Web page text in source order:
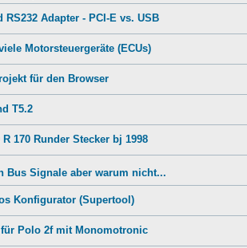
RS232 Adapter - PCI-E vs. USB
Motorsteuergeräte (ECUs)
für den Browser
T5.2
R 170 Runder Stecker bj 1998
Bus Signale aber warum nicht...
Konfigurator (Supertool)
für Polo 2f mit Monomotronic